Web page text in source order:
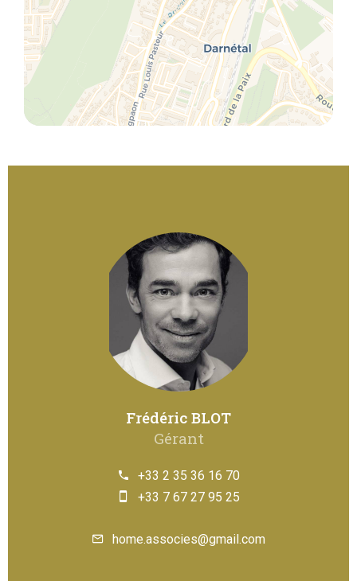
Frédéric BLOT
Gérant
+33 2 35 36 16 70
+33 7 67 27 95 25
home.associes@gmail.com